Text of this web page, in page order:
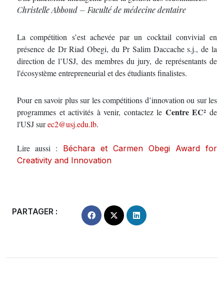
Christelle Abboud – Faculté de médecine dentaire
La compétition s’est achevée par un cocktail convivial en
présence de Dr Riad Obegi, du Pr Salim Daccache s.j., de la
direction de l’USJ, des membres du jury, de représentants de
l'écosystème entrepreneurial et des étudiants finalistes.
Pour en savoir plus sur les compétitions d’innovation ou sur les
programmes et activités à venir, contactez le Centre EC² de
l'USJ surec2@usj.edu.lb.
Lire aussi : Béchara et Carmen Obegi Award for
Creativity and Innovation
PARTAGER :